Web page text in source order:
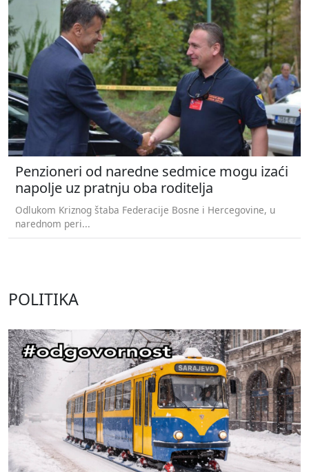
Penzioneri od naredne sedmice mogu izaći
napolje uz pratnju oba roditelja
Odlukom Kriznog štaba Federacije Bosne i Hercegovine, u
narednom peri...
POLITIKA